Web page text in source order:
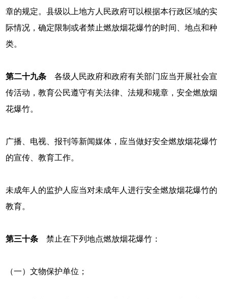
章的规定。县级以上地方人民政府可以根据本行政区域的实
际情况，确定限制或者禁止燃放烟花爆竹的时间、地点和种
类。
第二十九条 各级人民政府和政府有关部门应当开展社会宣
传活动，教育公民遵守有关法律、法规和规章，安全燃放烟
花爆竹。
广播、电视、报刊等新闻媒体，应当做好安全燃放烟花爆竹
的宣传、教育工作。
未成年人的监护人应当对未成年人进行安全燃放烟花爆竹的
教育。
第三十条 禁止在下列地点燃放烟花爆竹：
（一）文物保护单位；